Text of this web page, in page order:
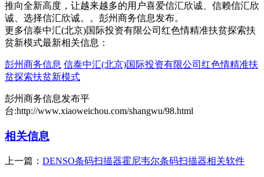
推向全新高度，让越来越多的用户喜爱信汇欣诚、信赖信汇欣
诚、选择信汇欣诚。。彭州商务信息发布。
更多信泰中汇(北京)国际投资有限公司红色情精准扶贫探索扶
贫新模式最新相关信息：
彭州商务信息 信泰中汇(北京)国际投资有限公司红色情精准扶
贫探索扶贫新模式
彭州商务信息发布平
台:http://www.xiaoweichou.com/shangwu/98.html
相关信息
上一篇： DENSO条码扫描器霍尼韦尔条码扫描器相关软件